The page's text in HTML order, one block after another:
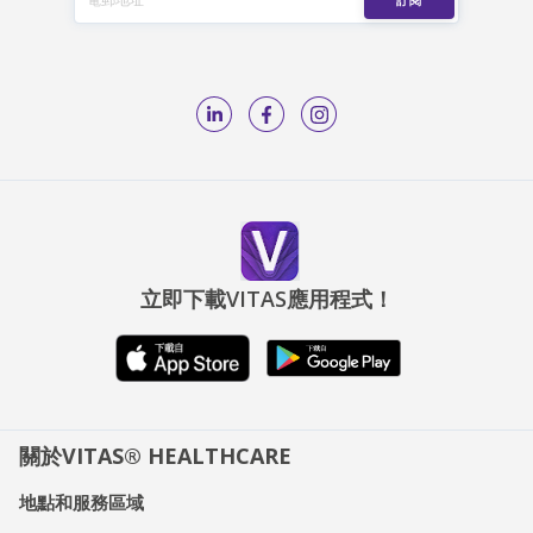
立即下載VITAS應用程式！
關於VITAS® HEALTHCARE
地點和服務區域